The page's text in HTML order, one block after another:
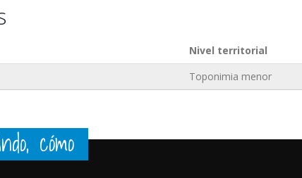
Nivel territorial
Toponimia menor
cómo